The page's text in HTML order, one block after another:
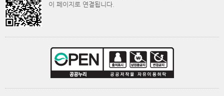
이 페이지로 연결됩니다.